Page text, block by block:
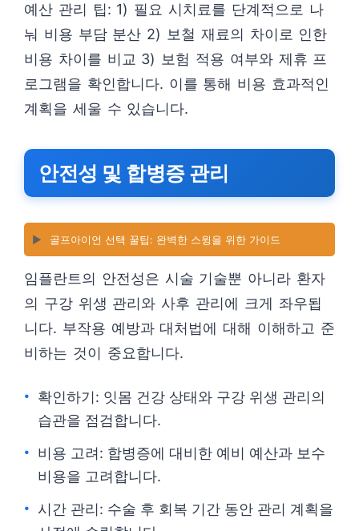
예산 관리 팁: 1) 필요 시치료를 단계적으로 나
눠 비용 부담 분산 2) 보철 재료의 차이로 인한
비용 차이를 비교 3) 보험 적용 여부와 제휴 프
로그램을 확인합니다. 이를 통해 비용 효과적인
계획을 세울 수 있습니다.
안전성 및 합병증 관리
▶️ 골프아이언 선택 꿀팁: 완벽한 스윙을 위한 가이드
임플란트의 안전성은 시술 기술뿐 아니라 환자
의 구강 위생 관리와 사후 관리에 크게 좌우됩
니다. 부작용 예방과 대처법에 대해 이해하고 준
비하는 것이 중요합니다.
확인하기: 잇몸 건강 상태와 구강 위생 관리의
습관을 점검합니다.
비용 고려: 합병증에 대비한 예비 예산과 보수
비용을 고려합니다.
시간 관리: 수술 후 회복 기간 동안 관리 계획을